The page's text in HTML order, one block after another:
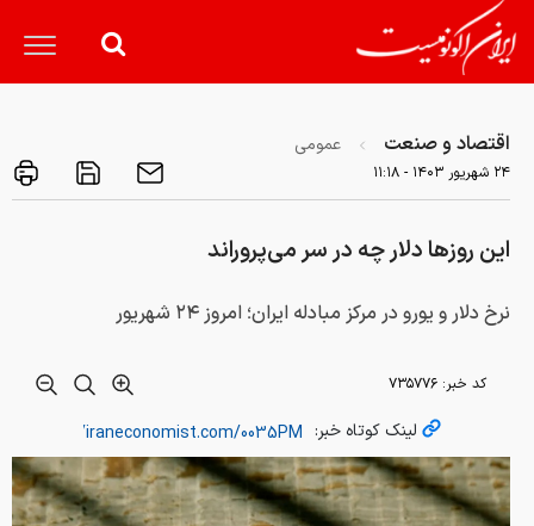
اقتصاد و صنعت عمومی
۲۴ شهريور ۱۴۰۳ - ۱۱:۱۸
این روزها دلار چه در سر می‌پروراند
نرخ دلار و یورو در مرکز مبادله ایران؛ امروز ۲۴ شهریور
کد خبر: ۷۳۵۷۷۶
لینک کوتاه خبر: